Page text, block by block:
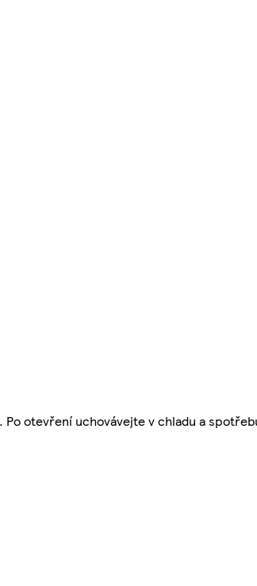
otevření uchovávejte v chladu a